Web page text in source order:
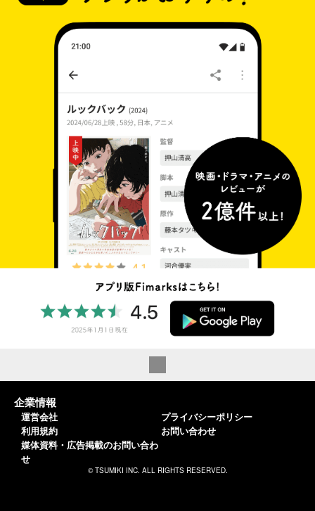
企業情報
運営会社
利用規約
媒体資料・広告掲載のお問い合わ
せ
プライバシーポリシー
お問い合わせ
© TSUMIKI INC. ALL RIGHTS RESERVED.